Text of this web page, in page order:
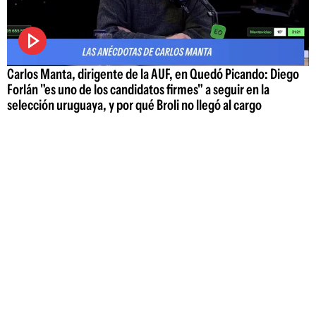
Carlos Manta, dirigente de la AUF, en Quedó Picando: Diego
Forlán "es uno de los candidatos firmes" a seguir en la
selección uruguaya, y por qué Broli no llegó al cargo